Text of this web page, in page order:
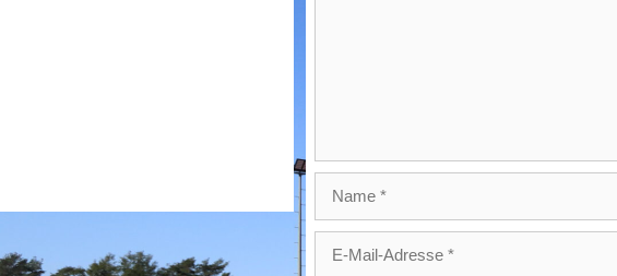
Mail-